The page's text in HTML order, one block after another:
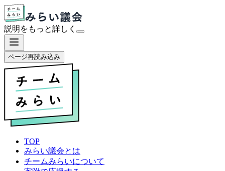
説明をもっと詳しく
ページ再読み込み
TOP
みらい議会とは
チームみらいについて